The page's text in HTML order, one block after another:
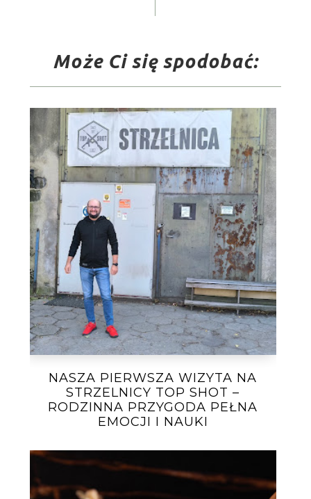
Może Ci się spodobać:
NASZA PIERWSZA WIZYTA NA
STRZELNICY TOP SHOT –
RODZINNA PRZYGODA PEŁNA
EMOCJI I NAUKI